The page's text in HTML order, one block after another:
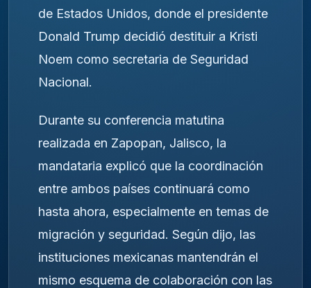
de Estados Unidos, donde el presidente
Donald Trump decidió destituir a Kristi
Noem como secretaria de Seguridad
Nacional.
Durante su conferencia matutina
realizada en Zapopan, Jalisco, la
mandataria explicó que la coordinación
entre ambos países continuará como
hasta ahora, especialmente en temas de
migración y seguridad. Según dijo, las
instituciones mexicanas mantendrán el
mismo esquema de colaboración con las